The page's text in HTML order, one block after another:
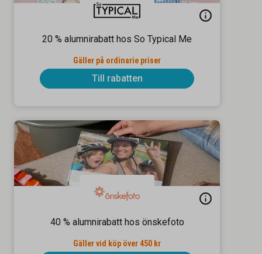
20 % alumnirabatt hos So Typical Me
Gäller på ordinarie priser
Till rabatten
40 % alumnirabatt hos önskefoto
Gäller vid köp över 450 kr